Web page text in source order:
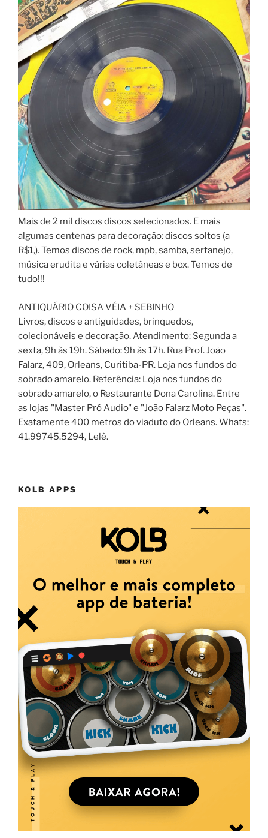
Mais de 2 mil discos discos selecionados. E mais
algumas centenas para decoração: discos soltos (a
R$1,). Temos discos de rock, mpb, samba, sertanejo,
música erudita e várias coletâneas e box. Temos de
tudo!!!
ANTIQUÁRIO COISA VÉIA + SEBINHO
Livros, discos e antiguidades, brinquedos,
colecionáveis e decoração. Atendimento: Segunda a
sexta, 9h às 19h. Sábado: 9h às 17h. Rua Prof. João
Falarz, 409, Orleans, Curitiba-PR. Loja nos fundos do
sobrado amarelo. Referência: Loja nos fundos do
sobrado amarelo, o Restaurante Dona Carolina. Entre
as lojas "Master Pró Audio" e "João Falarz Moto Peças".
Exatamente 400 metros do viaduto do Orleans. Whats:
41.99745.5294, Lelê.
KOLB APPS